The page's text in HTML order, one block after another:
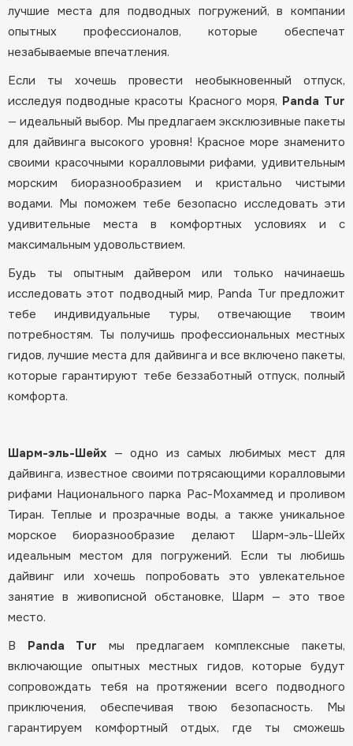
лучшие места для подводных погружений, в компании
опытных профессионалов, которые обеспечат
незабываемые впечатления.
Если ты хочешь провести необыкновенный отпуск,
исследуя подводные красоты Красного моря, Panda Tur
— идеальный выбор. Мы предлагаем эксклюзивные пакеты
для дайвинга высокого уровня! Красное море знаменито
своими красочными коралловыми рифами, удивительным
морским биоразнообразием и кристально чистыми
водами. Мы поможем тебе безопасно исследовать эти
удивительные места в комфортных условиях и с
максимальным удовольствием.
Будь ты опытным дайвером или только начинаешь
исследовать этот подводный мир, Panda Tur предложит
тебе индивидуальные туры, отвечающие твоим
потребностям. Ты получишь профессиональных местных
гидов, лучшие места для дайвинга и все включено пакеты,
которые гарантируют тебе беззаботный отпуск, полный
комфорта.
Шарм-эль-Шейх — одно из самых любимых мест для
дайвинга, известное своими потрясающими коралловыми
рифами Национального парка Рас-Мохаммед и проливом
Тиран. Теплые и прозрачные воды, а также уникальное
морское биоразнообразие делают Шарм-эль-Шейх
идеальным местом для погружений. Если ты любишь
дайвинг или хочешь попробовать это увлекательное
занятие в живописной обстановке, Шарм — это твое
место.
В Panda Tur мы предлагаем комплексные пакеты,
включающие опытных местных гидов, которые будут
сопровождать тебя на протяжении всего подводного
приключения, обеспечивая твою безопасность. Мы
гарантируем комфортный отдых, где ты сможешь